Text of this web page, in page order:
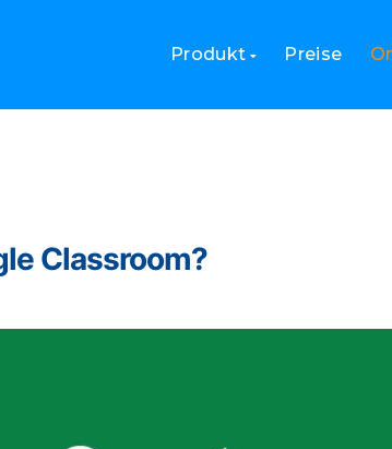
Produkt Preise
Classroom?